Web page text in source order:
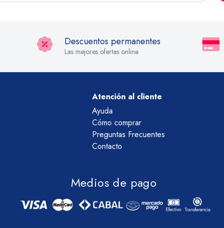
Descuentos permanentes
Las mejores ofertas online
Atención al cliente
Ayuda
Cómo comprar
Preguntas Frecuentes
Contacto
Medios de pago